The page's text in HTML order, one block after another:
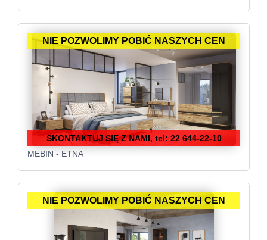
NIE POZWOLIMY POBIĆ NASZYCH CEN
SKONTAKTUJ SIĘ Z NAMI, tel: 22 644-22-10
MEBIN - ETNA
NIE POZWOLIMY POBIĆ NASZYCH CEN